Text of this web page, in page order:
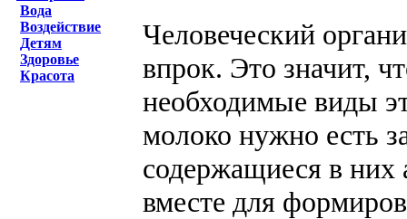
Вода
Воздействие
Детям
Здоровье
Красота
Человеческий
впрок. Это значит,
необходимые виды
молоко нужно есть
содержащиеся в
вместе для